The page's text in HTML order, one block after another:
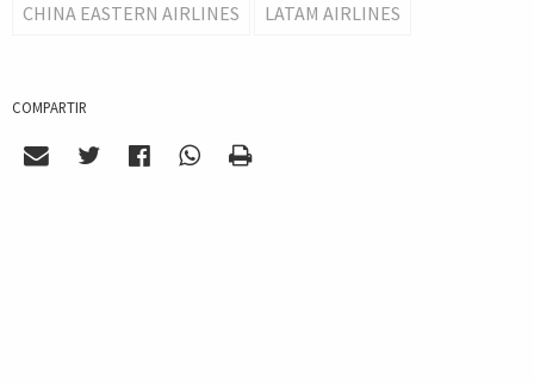
CHINA EASTERN AIRLINES LATAM AIRLINES
COMPARTIR